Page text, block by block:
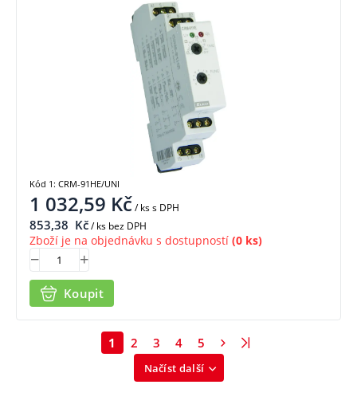
1 032,59 Kč/ kss DPH
853,38 Kč/ ks bez DPH
Zboží je na objednávku s dostupností (0 ks)
Koupit
Kód 1: CRM-91HE/UNI
Načíst další
1 2 3 4 5